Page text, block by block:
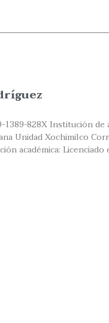
828X Institución de
Unidad Xochimilco
académica: